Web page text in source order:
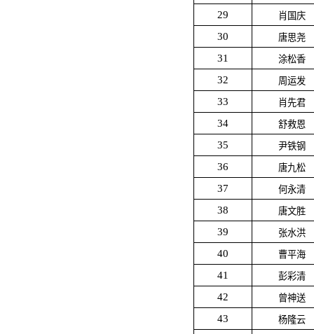
29 肖国庆
30 唐思尧
31 涂松香
32 周运发
33 肖先君
34 舒救恩
35 尹铁钢
36 唐九松
37 何永清
38 唐文胜
39 张水洪
40 曹平海
41 彭彩清
42 曾神送
43 杨隆云